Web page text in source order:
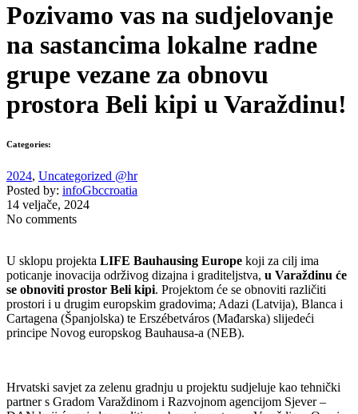
Pozivamo vas na sudjelovanje
na sastancima lokalne radne
grupe vezane za obnovu
prostora Beli kipi u Varaždinu!
Categories:
2024, Uncategorized @hr
Posted by: infoGbccroatia
14 veljače, 2024
No comments
U sklopu projekta LIFE Bauhausing Europe koji za cilj ima
poticanje inovacija održivog dizajna i graditeljstva, u Varaždinu će
se obnoviti prostor Beli kipi. Projektom će se obnoviti različiti
prostori i u drugim europskim gradovima; Adazi (Latvija), Blanca i
Cartagena (Španjolska) te Erszébetváros (Mađarska) slijedeći
principe Novog europskog Bauhausa-a (NEB).
Hrvatski savjet za zelenu gradnju u projektu sudjeluje kao tehnički
partner s Gradom Varaždinom i Razvojnom agencijom Sjever –